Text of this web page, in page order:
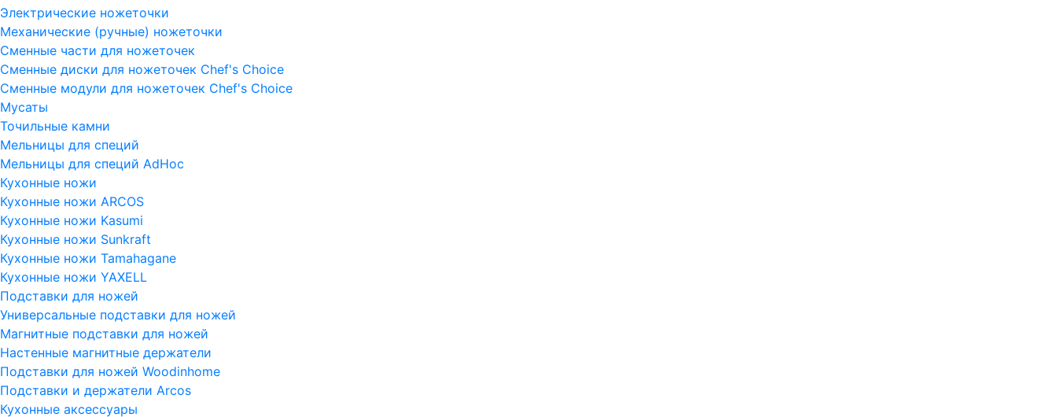
Электрические ножеточки
Механические (ручные) ножеточки
Сменные части для ножеточек
Сменные диски для ножеточек Chef's Choice
Сменные модули для ножеточек Chef's Choice
Мусаты
Точильные камни
Мельницы для специй
Мельницы для специй AdHoc
Кухонные ножи
Кухонные ножи ARCOS
Кухонные ножи Kasumi
Кухонные ножи Sunkraft
Кухонные ножи Tamahagane
Кухонные ножи YAXELL
Подставки для ножей
Универсальные подставки для ножей
Магнитные подставки для ножей
Настенные магнитные держатели
Подставки для ножей Woodinhome
Подставки и держатели Arcos
Кухонные аксессуары